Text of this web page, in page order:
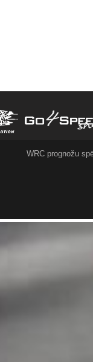
WRC prognožu